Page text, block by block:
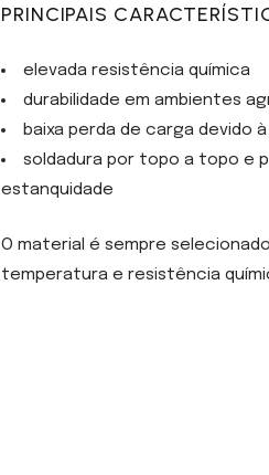
PRINCIPAIS
elevada resistência química
durabilidade em ambientes
baixa perda de carga devido
soldadura por topo a topo e
estanquidade
O material é sempre
temperatura e resistência